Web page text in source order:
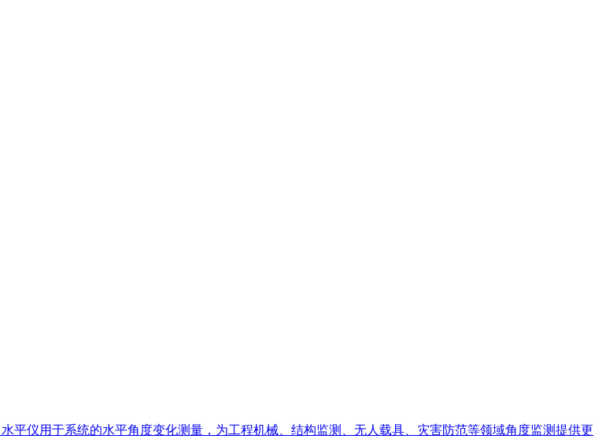
平仪用于系统的水平角度变化测量，为工程机械、结构监测、无人载具、灾害防范等领域角度监测提供更